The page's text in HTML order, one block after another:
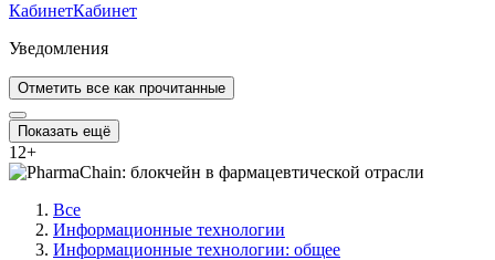
КабинетКабинет
Уведомления
Отметить все как прочитанные
Показать ещё
12+
Все
Информационные технологии
Информационные технологии: общее